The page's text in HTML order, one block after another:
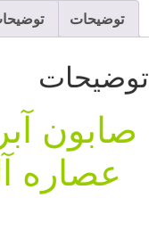
توضیحات
صابون